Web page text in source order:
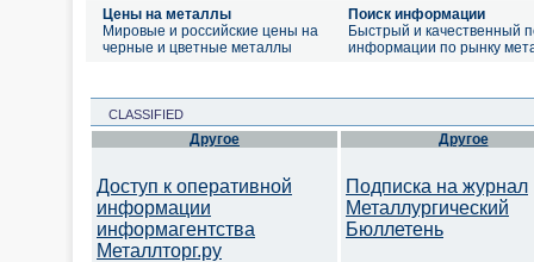
Цены на металлы
Мировые и российские цены на
черные и цветные металлы
Поиск информации
Быстрый и качественный
информации по рынку
CLASSIFIED
Другое
Доступ к оперативной
информации
информагентства
Металлторг.ру
Другое
Подписка на журнал
Металлургический
Бюллетень